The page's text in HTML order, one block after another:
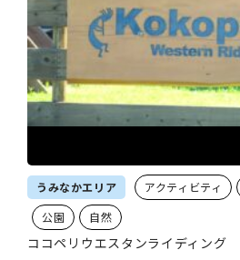
うみなかエリア アクティビティ
公園
自然
ココペリウエスタンライディング